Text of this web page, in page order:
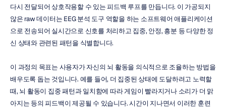
다시 전달되어 상호작용할 수 있는 피드백 루프를 만듭니다. 이 가공되지
않은 raw 데이터는 EEG 분석 도구 역할을 하는 소프트웨어 애플리케이션
으로 전송되어 실시간으로 신호를 처리하고 집중, 안정, 흥분 등 다양한 정
신 상태와 관련된 패턴을 식별합니다.
이 과정의 목표는 사용자가 자신의 뇌 활동을 의식적으로 조율하는 방법을
배우도록 돕는 것입니다. 예를 들어, 더 집중된 상태에 도달하려고 노력할
때, 뇌 활동이 집중 패턴과 일치함에 따라 게임이 빨라지거나 소리가 더 맑
아지는 등의 피드백이 제공될 수 있습니다. 시간이 지나면서 이러한 훈련